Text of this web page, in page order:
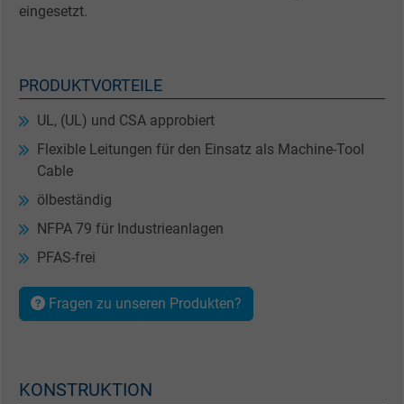
eingesetzt.
PRODUKTVORTEILE
UL, (UL) und CSA approbiert
Flexible Leitungen für den Einsatz als Machine-Tool
Cable
ölbeständig
NFPA 79 für Industrieanlagen
PFAS-frei
Fragen zu unseren Produkten?
KONSTRUKTION